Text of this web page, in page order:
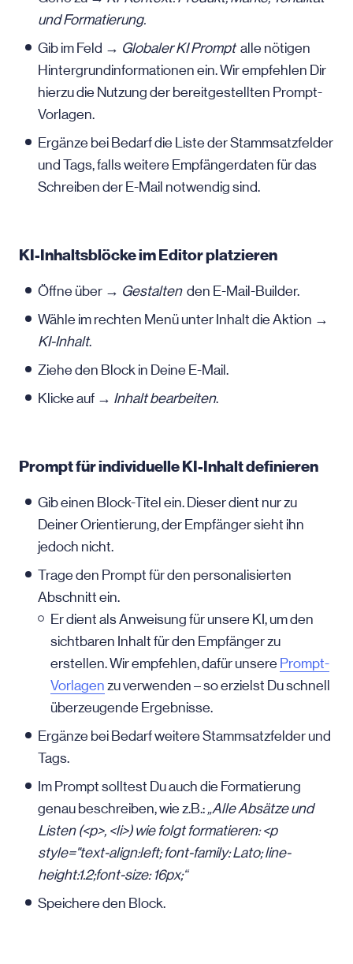
und Formatierung.
Gib im Feld → Globaler KI Promptalle nötigen
Hintergrundinformationen ein. Wir empfehlen Dir
hierzu die Nutzung der bereitgestellten Prompt-
Vorlagen.
Ergänze bei Bedarf die Liste der Stammsatzfelder
und Tags, falls weitere Empfängerdaten für das
Schreiben der E-Mail notwendig sind.
KI-Inhaltsblöcke im Editor platzieren
Öffne über → Gestaltenden E-Mail-Builder.
Wähle im rechten Menü unter Inhalt die Aktion →
KI-Inhalt.
Ziehe den Block in Deine E-Mail.
Klicke auf → Inhalt bearbeiten.
Prompt für individuelle KI-Inhalt definieren
Gib einen Block-Titel ein. Dieser dient nur zu
Deiner Orientierung, der Empfänger sieht ihn
jedoch nicht.
Trage den Prompt für den personalisierten
Abschnitt ein.
Er dient als Anweisung für unsere KI, um den
sichtbaren Inhalt für den Empfänger zu
erstellen. Wir empfehlen, dafür unsere Prompt-
Vorlagen zu verwenden – so erzielst Du schnell
überzeugende Ergebnisse.
Ergänze bei Bedarf weitere Stammsatzfelder und
Tags.
Im Prompt solltest Du auch die Formatierung
genau beschreiben, wie z.B.:„Alle Absätze und
Listen (<p>, <li>) wie folgt formatieren: <p
style="text-align:left; font-family: Lato; line-
height:1.2;font-size: 16px;“
Speichere den Block.